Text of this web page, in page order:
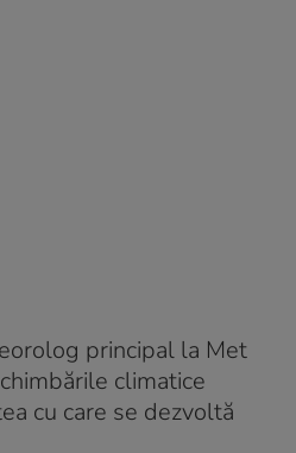
principal la Met
climatice
cu care se dezvoltă